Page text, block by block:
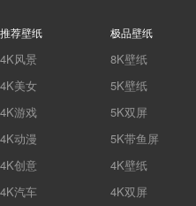
推荐壁纸
4K风景
4K美女
4K游戏
4K动漫
4K创意
4K汽车
极品壁纸
8K壁纸
5K壁纸
5K双屏
5K带鱼屏
4K壁纸
4K双屏